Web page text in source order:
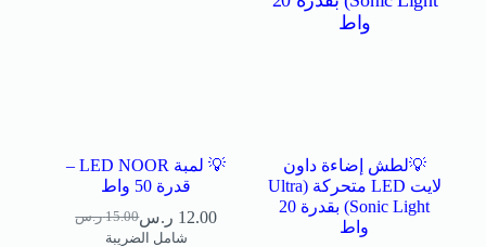
💡لطش إضاءة داون
لايت LED متحركة (Ultra
Sonic Light) بقدرة 20
واط
💡 لمبة LED NOOR –
قدرة 50 واط
15.00 ر.س 12.00 ر.س
شامل الضريبة